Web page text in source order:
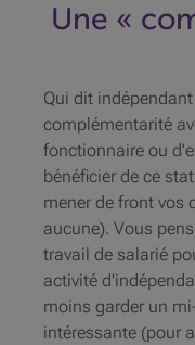
Une «
Qui dit
complémentarité
fonctionnaire ou
bénéficier de ce
mener de front vos
aucune). Vous
travail de salarié
activité
moins garder un
intéressante (pour